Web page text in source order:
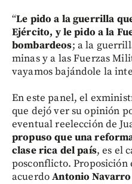
“Le pido a la guerrilla
Ejército, y le pido a la
bombardeos; a la
minas y a las Fuerzas
vayamos bajándole la
En este panel, el
que dejó ver su opinión
eventual reelección de
propuso que una
clase rica del país, es el
posconflicto. Proposición
acuerdoAntonio